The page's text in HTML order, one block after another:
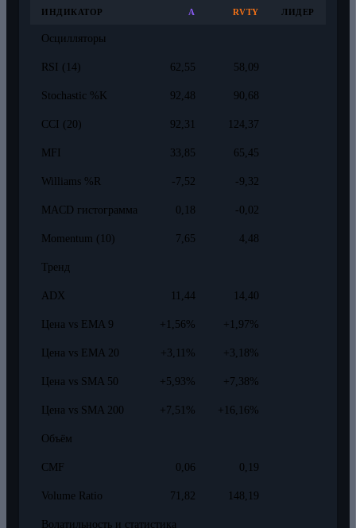
ИНДИКАТОР A RVTY ЛИДЕР
Осцилляторы
RSI (14) 62,55 58,09
Stochastic %K 92,48 90,68
CCI (20) 92,31 124,37
MFI 33,85 65,45
Williams %R -7,52 -9,32
MACD гистограмма 0,18 -0,02
Momentum (10) 7,65 4,48
Тренд
ADX 11,44 14,40
Цена vs EMA 9 +1,56% +1,97%
Цена vs EMA 20 +3,11% +3,18%
Цена vs SMA 50 +5,93% +7,38%
Цена vs SMA 200 +7,51% +16,16%
Объём
CMF 0,06 0,19
Volume Ratio 71,82 148,19
Волатильность и статистика